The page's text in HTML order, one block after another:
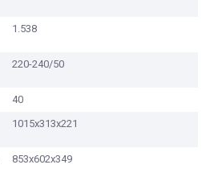
1.538
220-240/50
40
1015x313x221
853x602x349